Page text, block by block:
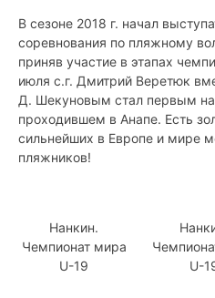
В сезоне 2018 г. начал
соревнования по пляжному
приняв участие в этапах
июля с.г. Дмитрий Веретюк
Д. Шекуновым стал первым
проходившем в Анапе. Есть
сильнейших в Европе и мире
пляжников!
Нанкин.
Чемпионат мира
U-19
U-